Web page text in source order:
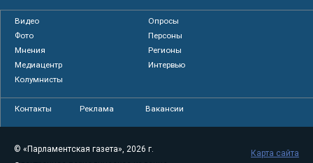
Видео
Опросы
Фото
Персоны
Мнения
Регионы
Медиацентр
Интервью
Колумнисты
Контакты Реклама Вакансии
© «Парламентская газета», 2026 г.
Карта сайта